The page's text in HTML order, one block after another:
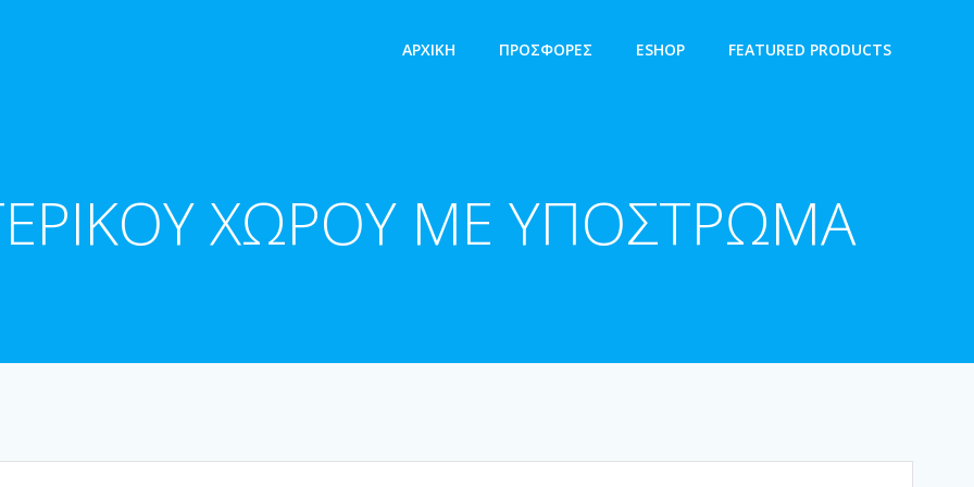
ΑΡΧΙΚΉ ΠΡΟΣΦΟΡΕΣ ESHOP FEATURED PRODUCTS
ΧΩΡΟΥ ΜΕ ΥΠΟΣΤΡΩΜΑ